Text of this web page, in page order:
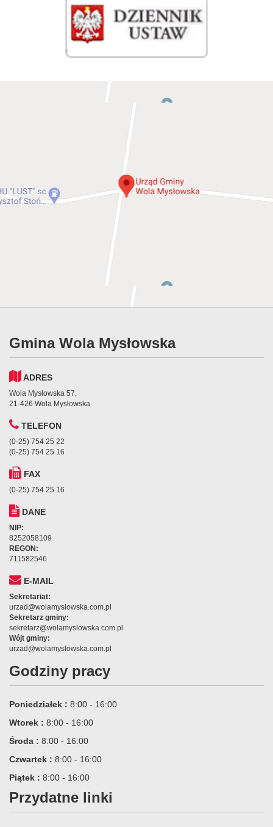
Gmina Wola Mysłowska
ADRES
Wola Mysłowska 57,
21-426 Wola Mysłowska
TELEFON
(0-25) 754 25 22
(0-25) 754 25 16
FAX
(0-25) 754 25 16
DANE
NIP:
8252058109
REGON:
711582546
E-MAIL
Sekretariat:
urzad@wolamyslowska.com.pl
Sekretarz gminy:
sekretarz@wolamyslowska.com.pl
Wójt gminy:
urzad@wolamyslowska.com.pl
Godziny pracy
Poniedziałek : 8:00 - 16:00
Wtorek : 8:00 - 16:00
Środa : 8:00 - 16:00
Czwartek : 8:00 - 16:00
Piątek : 8:00 - 16:00
Przydatne linki